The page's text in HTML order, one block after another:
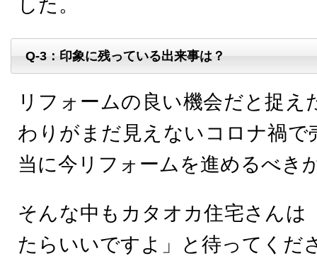
した。
Q-3：印象に残っている出来事は？
リフォームの良い機会だと捉え
わりがまだ見えないコロナ禍で
当に今リフォームを進めるべき
そんな中もカタオカ住宅さんは
たらいいですよ」と待ってくだ